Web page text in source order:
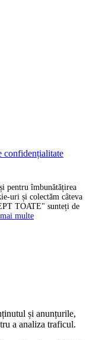
confidențialitate
pentru îmbunătățirea
uri și colectăm câteva
TOATE" sunteți de
multe
și anunțurile,
a analiza traficul.